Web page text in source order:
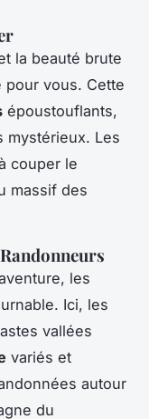
la beauté brute
pour vous. Cette
époustouflants,
mystérieux. Les
couper le
massif des
les
Ici, les
vallées
variés et
autour
du